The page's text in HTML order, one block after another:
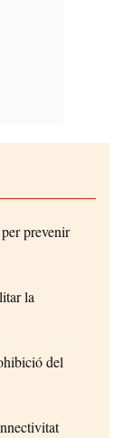
prevenir
la
del